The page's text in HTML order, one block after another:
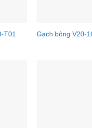
T01 Gạch bông V20-